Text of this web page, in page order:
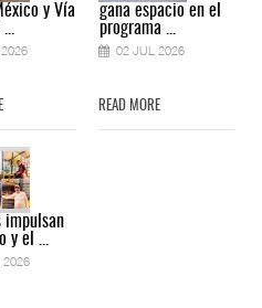
y Vía
...
impulsan
y el ...
2026
gana espacio en el
programa ...
02 JUL 2026
READ MORE